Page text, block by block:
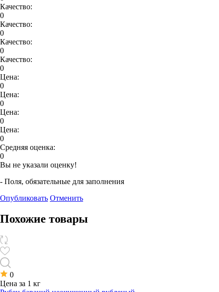
Качество:
0
Качество:
0
Качество:
0
Качество:
0
Цена:
0
Цена:
0
Цена:
0
Цена:
0
Средняя оценка:
0
Вы не указали оценку!
- Поля, обязательные для заполнения
Опубликовать Отменить
Похожие товары
0
Цена за 1 кг